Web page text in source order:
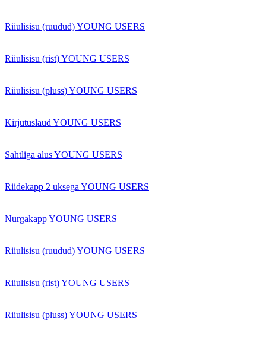
Riiulisisu (ruudud) YOUNG USERS
Riiulisisu (rist) YOUNG USERS
Riiulisisu (pluss) YOUNG USERS
Kirjutuslaud YOUNG USERS
Sahtliga alus YOUNG USERS
Riidekapp 2 uksega YOUNG USERS
Nurgakapp YOUNG USERS
Riiulisisu (ruudud) YOUNG USERS
Riiulisisu (rist) YOUNG USERS
Riiulisisu (pluss) YOUNG USERS